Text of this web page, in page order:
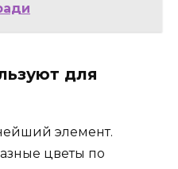
для
элемент.
цветы по